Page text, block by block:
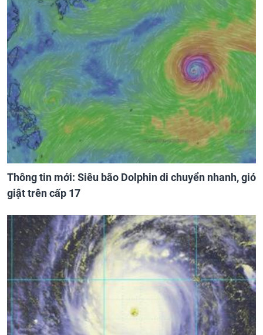
Thông tin mới: Siêu bão Dolphin di chuyển nhanh, gió
giật trên cấp 17